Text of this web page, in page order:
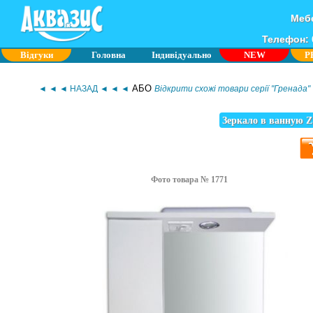
Телефон:
Відгуки Головна Індивідуально NEW
◄ ◄ ◄ НАЗАД ◄ ◄ ◄ АБО Відкрити схожі товари серії "Гренада"
Зеркало в ванную
Фото товара № 1771